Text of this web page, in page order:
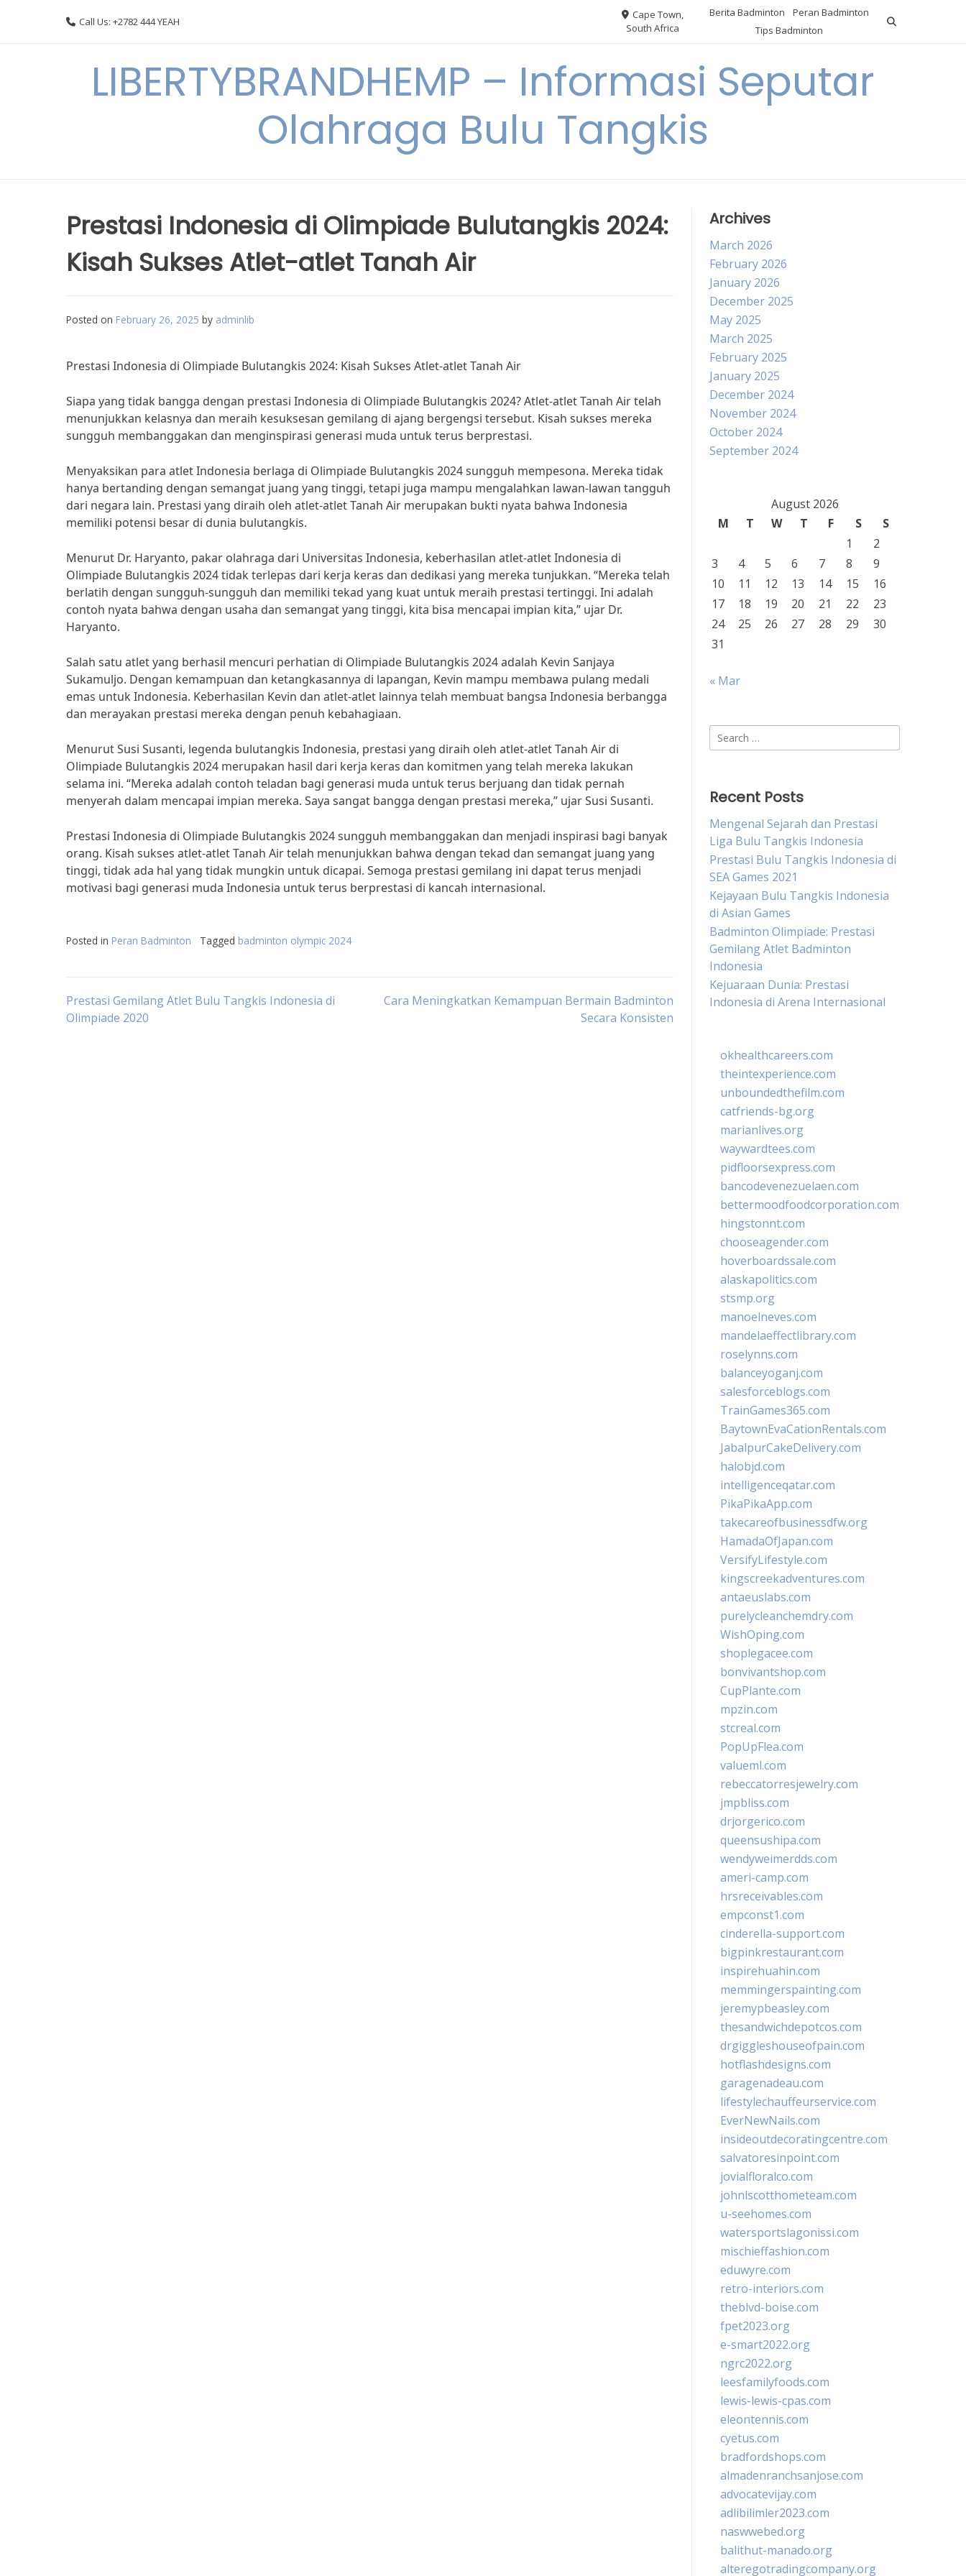
Call Us: +2782 444 YEAH
Cape Town,
South Africa
Berita Badminton
Peran Badminton
Tips Badminton
LIBERTYBRANDHEMP – Informasi Seputar
Olahraga Bulu Tangkis
Prestasi Indonesia di Olimpiade Bulutangkis 2024:
Kisah Sukses Atlet-atlet Tanah Air
Posted on February 26, 2025 by adminlib
Prestasi Indonesia di Olimpiade Bulutangkis 2024: Kisah Sukses Atlet-atlet Tanah Air
Siapa yang tidak bangga dengan prestasi Indonesia di Olimpiade Bulutangkis 2024? Atlet-atlet Tanah Air telah
menunjukkan kelasnya dan meraih kesuksesan gemilang di ajang bergengsi tersebut. Kisah sukses mereka
sungguh membanggakan dan menginspirasi generasi muda untuk terus berprestasi.
Menyaksikan para atlet Indonesia berlaga di Olimpiade Bulutangkis 2024 sungguh mempesona. Mereka tidak
hanya bertanding dengan semangat juang yang tinggi, tetapi juga mampu mengalahkan lawan-lawan tangguh
dari negara lain. Prestasi yang diraih oleh atlet-atlet Tanah Air merupakan bukti nyata bahwa Indonesia
memiliki potensi besar di dunia bulutangkis.
Menurut Dr. Haryanto, pakar olahraga dari Universitas Indonesia, keberhasilan atlet-atlet Indonesia di
Olimpiade Bulutangkis 2024 tidak terlepas dari kerja keras dan dedikasi yang mereka tunjukkan. “Mereka telah
berlatih dengan sungguh-sungguh dan memiliki tekad yang kuat untuk meraih prestasi tertinggi. Ini adalah
contoh nyata bahwa dengan usaha dan semangat yang tinggi, kita bisa mencapai impian kita,” ujar Dr.
Haryanto.
Salah satu atlet yang berhasil mencuri perhatian di Olimpiade Bulutangkis 2024 adalah Kevin Sanjaya
Sukamuljo. Dengan kemampuan dan ketangkasannya di lapangan, Kevin mampu membawa pulang medali
emas untuk Indonesia. Keberhasilan Kevin dan atlet-atlet lainnya telah membuat bangsa Indonesia berbangga
dan merayakan prestasi mereka dengan penuh kebahagiaan.
Menurut Susi Susanti, legenda bulutangkis Indonesia, prestasi yang diraih oleh atlet-atlet Tanah Air di
Olimpiade Bulutangkis 2024 merupakan hasil dari kerja keras dan komitmen yang telah mereka lakukan
selama ini. “Mereka adalah contoh teladan bagi generasi muda untuk terus berjuang dan tidak pernah
menyerah dalam mencapai impian mereka. Saya sangat bangga dengan prestasi mereka,” ujar Susi Susanti.
Prestasi Indonesia di Olimpiade Bulutangkis 2024 sungguh membanggakan dan menjadi inspirasi bagi banyak
orang. Kisah sukses atlet-atlet Tanah Air telah menunjukkan bahwa dengan tekad dan semangat juang yang
tinggi, tidak ada hal yang tidak mungkin untuk dicapai. Semoga prestasi gemilang ini dapat terus menjadi
motivasi bagi generasi muda Indonesia untuk terus berprestasi di kancah internasional.
Posted in Peran Badminton Tagged badminton olympic 2024
Post
Prestasi Gemilang Atlet Bulu Tangkis Indonesia di
Olimpiade 2020
Cara Meningkatkan Kemampuan Bermain Badminton
Secara Konsisten
Archives
March 2026
February 2026
January 2026
December 2025
May 2025
March 2025
February 2025
January 2025
December 2024
November 2024
October 2024
September 2024
August 2026
M
T W T F S
S
1
2
3
4 5 6 7 8
9
10
11 12 13 14 15
16
17
18 19 20 21 22
23
24
25 26 27 28 29
30
31
« Mar
Search
for:
Recent Posts
Mengenal Sejarah dan Prestasi
Liga Bulu Tangkis Indonesia
Prestasi Bulu Tangkis Indonesia di
SEA Games 2021
Kejayaan Bulu Tangkis Indonesia
di Asian Games
Badminton Olimpiade: Prestasi
Gemilang Atlet Badminton
Indonesia
Kejuaraan Dunia: Prestasi
Indonesia di Arena Internasional
okhealthcareers.com
theintexperience.com
unboundedthefilm.com
catfriends-bg.org
marianlives.org
waywardtees.com
pidfloorsexpress.com
bancodevenezuelaen.com
bettermoodfoodcorporation.com
hingstonnt.com
chooseagender.com
hoverboardssale.com
alaskapolitics.com
stsmp.org
manoelneves.com
mandelaeffectlibrary.com
roselynns.com
balanceyoganj.com
salesforceblogs.com
TrainGames365.com
BaytownEvaCationRentals.com
JabalpurCakeDelivery.com
halobjd.com
intelligenceqatar.com
PikaPikaApp.com
takecareofbusinessdfw.org
HamadaOfJapan.com
VersifyLifestyle.com
kingscreekadventures.com
antaeuslabs.com
purelycleanchemdry.com
WishOping.com
shoplegacee.com
bonvivantshop.com
CupPlante.com
mpzin.com
stcreal.com
PopUpFlea.com
valueml.com
rebeccatorresjewelry.com
jmpbliss.com
drjorgerico.com
queensushipa.com
wendyweimerdds.com
ameri-camp.com
hrsreceivables.com
empconst1.com
cinderella-support.com
bigpinkrestaurant.com
inspirehuahin.com
memmingerspainting.com
jeremypbeasley.com
thesandwichdepotcos.com
drgiggleshouseofpain.com
hotflashdesigns.com
garagenadeau.com
lifestylechauffeurservice.com
EverNewNails.com
insideoutdecoratingcentre.com
salvatoresinpoint.com
jovialfloralco.com
johnlscotthometeam.com
u-seehomes.com
watersportslagonissi.com
mischieffashion.com
eduwyre.com
retro-interiors.com
theblvd-boise.com
fpet2023.org
e-smart2022.org
ngrc2022.org
leesfamilyfoods.com
lewis-lewis-cpas.com
eleontennis.com
cyetus.com
bradfordshops.com
almadenranchsanjose.com
advocatevijay.com
adlibilimler2023.com
naswwebed.org
balithut-manado.org
alteregotradingcompany.org